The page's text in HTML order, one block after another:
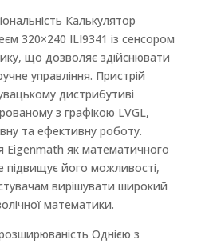
Калькулятор
320×240 ILI9341 із сенсором
що дозволяє здійснювати
управління. Пристрій
дистрибутиві
з графікою LVGL,
та ефективну роботу.
Eigenmath як математичного
підвищує його можливості,
вирішувати широкий
математики.
Однією з